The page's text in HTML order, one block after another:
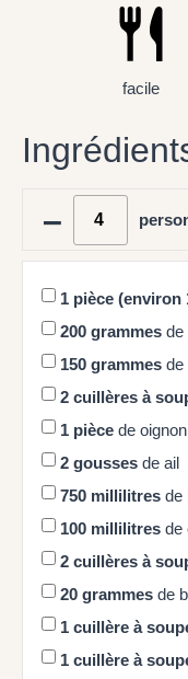
facile
–
1 pièce (environ
200 grammes de
150 grammes de
2 cuillères à
1 pièce de oignon
2 gousses de ail
750 millilitres de
100 millilitres de
2 cuillères à
20 grammes de
1 cuillère à
1 cuillère à